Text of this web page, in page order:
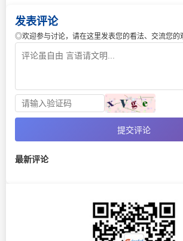
发表评论
◎欢迎参与讨论，请在这里发表您的看法、交流您的
提交评论
最新评论